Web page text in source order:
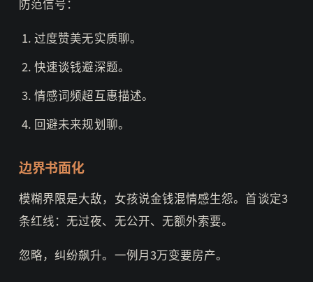
防范信号：
过度赞美无实质聊。
快速谈钱避深题。
情感词频超互惠描述。
回避未来规划聊。
边界书面化
模糊界限是大敌，女孩说金钱混情感生怨。首谈定3
条红线：无过夜、无公开、无额外索要。
忽略，纠纷飙升。一例月3万变要房产。